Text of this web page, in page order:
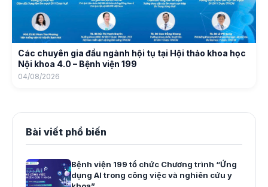
Các chuyên gia đầu ngành hội tụ tại Hội thảo khoa học
Nội khoa 4.0 – Bệnh viện 199
04/08/2026
Bài viết phổ biến
Bệnh viện 199 tổ chức Chương trình “Ứng
dụng AI trong công việc và nghiên cứu y